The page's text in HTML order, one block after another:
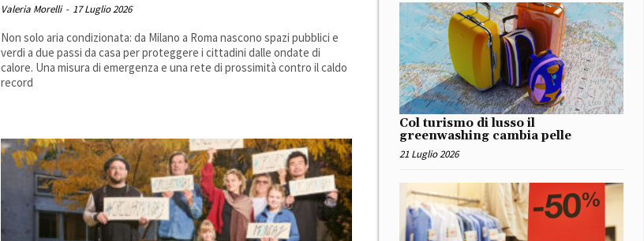
Valeria Morelli - 17 Luglio 2026
Non solo aria condizionata: da Milano a Roma nascono spazi pubblici e
verdi a due passi da casa per proteggere i cittadini dalle ondate di
calore. Una misura di emergenza e una rete di prossimità contro il caldo
record
Col turismo di lusso il
greenwashing cambia pelle
21 Luglio 2026